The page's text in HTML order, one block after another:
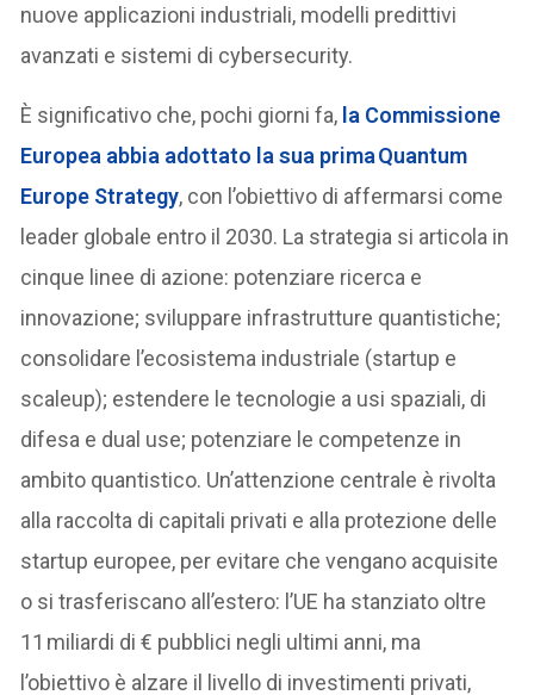
nuove applicazioni industriali, modelli predittivi
avanzati e sistemi di cybersecurity.
È significativo che, pochi giorni fa, la Commissione
Europea abbia adottato la sua primaQuantum
Europe Strategy, con l’obiettivo di affermarsi come
leader globale entro il 2030. La strategia si articola in
cinque linee di azione: potenziare ricerca e
innovazione; sviluppare infrastrutture quantistiche;
consolidare l’ecosistema industriale (startup e
scaleup); estendere le tecnologie a usi spaziali, di
difesa e dual use; potenziare le competenze in
ambito quantistico. Un’attenzione centrale è rivolta
alla raccolta di capitali privati e alla protezione delle
startup europee, per evitare che vengano acquisite
o si trasferiscano all’estero: l’UE ha stanziato oltre
11 miliardi di € pubblici negli ultimi anni, ma
l’obiettivo è alzare il livello di investimenti privati,